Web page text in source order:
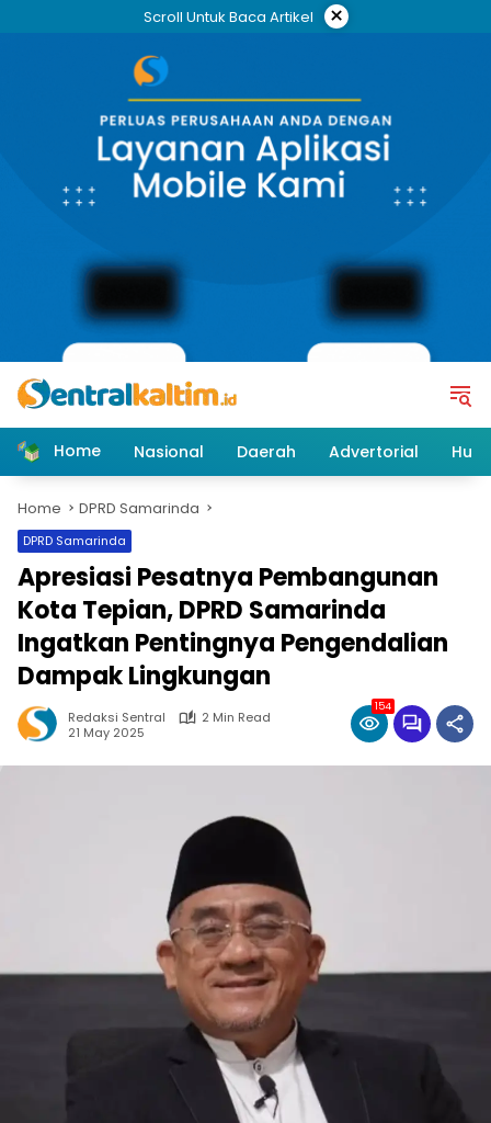
Scroll Untuk Baca Artikel ×
Home Nasional Daerah Advertorial
Home DPRD Samarinda
DPRD Samarinda
Apresiasi Pesatnya Pembangunan
Kota Tepian, DPRD Samarinda
Ingatkan Pentingnya Pengendalian
Dampak Lingkungan
Redaksi Sentral
2 Min Read
21 May 2025
154